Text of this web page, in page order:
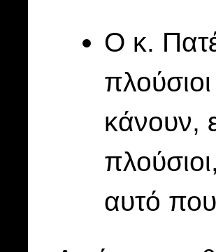
Ο κ.
κάνουν,
αυτό